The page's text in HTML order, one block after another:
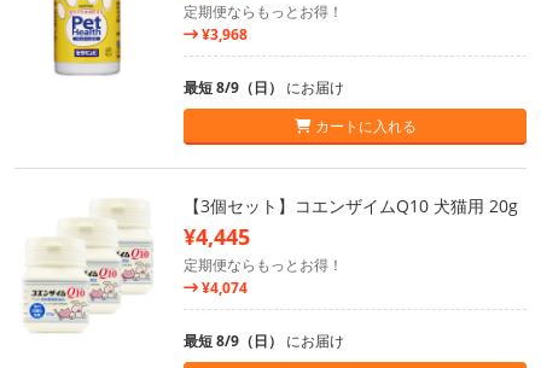
定期便ならもっとお得！
¥3,968
最短 8/9（日） にお届け
カートに入れる
【3個セット】コエンザイムQ10 犬猫用 20g
¥4,445
定期便ならもっとお得！
¥4,074
最短 8/9（日） にお届け